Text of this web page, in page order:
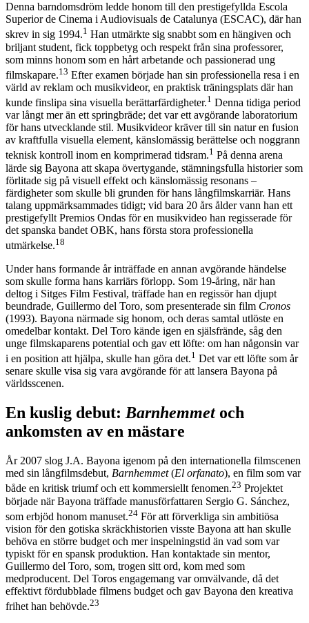
Denna barndomsdröm ledde honom till den prestigefyllda Escola
Superior de Cinema i Audiovisuals de Catalunya (ESCAC), där han
skrev in sig 1994.1 Han utmärkte sig snabbt som en hängiven och
briljant student, fick toppbetyg och respekt från sina professorer,
som minns honom som en hårt arbetande och passionerad ung
filmskapare.13 Efter examen började han sin professionella resa i en
värld av reklam och musikvideor, en praktisk träningsplats där han
kunde finslipa sina visuella berättarfärdigheter.1 Denna tidiga period
var långt mer än ett springbräde; det var ett avgörande laboratorium
för hans utvecklande stil. Musikvideor kräver till sin natur en fusion
av kraftfulla visuella element, känslomässig berättelse och noggrann
teknisk kontroll inom en komprimerad tidsram.1 På denna arena
lärde sig Bayona att skapa övertygande, stämningsfulla historier som
förlitade sig på visuell effekt och känslomässig resonans –
färdigheter som skulle bli grunden för hans långfilmskarriär. Hans
talang uppmärksammades tidigt; vid bara 20 års ålder vann han ett
prestigefyllt Premios Ondas för en musikvideo han regisserade för
det spanska bandet OBK, hans första stora professionella
utmärkelse.18
Under hans formande år inträffade en annan avgörande händelse
som skulle forma hans karriärs förlopp. Som 19-åring, när han
deltog i Sitges Film Festival, träffade han en regissör han djupt
beundrade, Guillermo del Toro, som presenterade sin film Cronos
(1993). Bayona närmade sig honom, och deras samtal utlöste en
omedelbar kontakt. Del Toro kände igen en själsfrände, såg den
unge filmskaparens potential och gav ett löfte: om han någonsin var
i en position att hjälpa, skulle han göra det.1 Det var ett löfte som år
senare skulle visa sig vara avgörande för att lansera Bayona på
världsscenen.
En kuslig debut:Barnhemmetoch
ankomsten av en mästare
År 2007 slog J.A. Bayona igenom på den internationella filmscenen
med sin långfilmsdebut, Barnhemmet(El orfanato), en film som var
både en kritisk triumf och ett kommersiellt fenomen.23 Projektet
började när Bayona träffade manusförfattaren Sergio G. Sánchez,
som erbjöd honom manuset.24 För att förverkliga sin ambitiösa
vision för den gotiska skräckhistorien visste Bayona att han skulle
behöva en större budget och mer inspelningstid än vad som var
typiskt för en spansk produktion. Han kontaktade sin mentor,
Guillermo del Toro, som, trogen sitt ord, kom med som
medproducent. Del Toros engagemang var omvälvande, då det
effektivt fördubblade filmens budget och gav Bayona den kreativa
frihet han behövde.23